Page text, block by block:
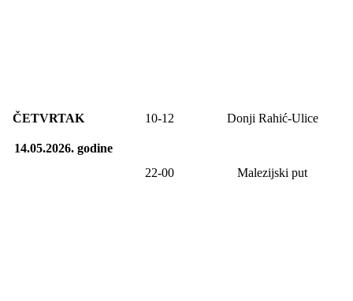
ČETVRTAK
14.05.2026. godine
10-12 Donji Rahić-Ulice
22-00 Malezijski put